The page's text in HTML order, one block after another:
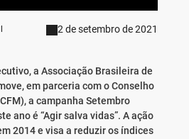
2 de setembro de 2021
a Associação Brasileira de
em parceria com o Conselho
a campanha Setembro
ano é “Agir salva vidas”. A ação
2014 e visa a reduzir os índices